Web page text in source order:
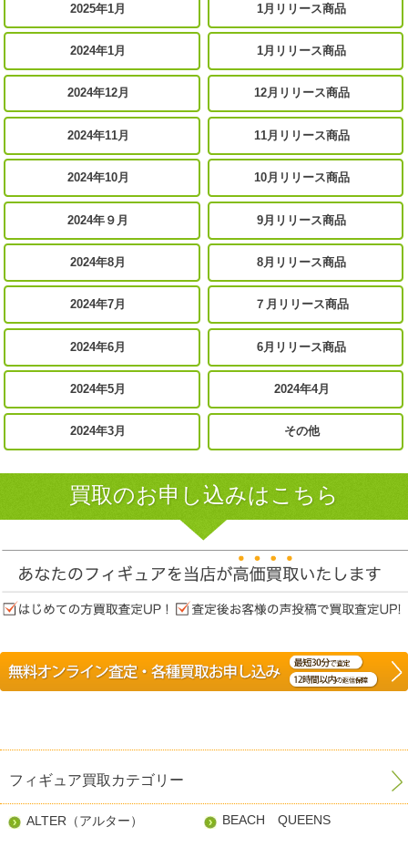
2025年1月 1月リリース商品
2024年1月 1月リリース商品
2024年12月 12月リリース商品
2024年11月 11月リリース商品
2024年10月 10月リリース商品
2024年９月 9月リリース商品
2024年8月 8月リリース商品
2024年7月 ７月リリース商品
2024年6月 6月リリース商品
2024年5月 2024年4月
2024年3月 その他
買取のお申し込みはこちら
フィギュア買取カテゴリー
ALTER（アルター） BEACH QUEENS